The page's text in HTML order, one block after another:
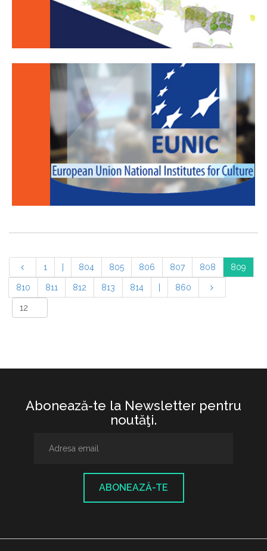
1 804 805 806 807 808 809
810 811 812 813 814 860
Abonează-te la Newsletter pentru
noutăţi.
ABONEAZĂ-TE